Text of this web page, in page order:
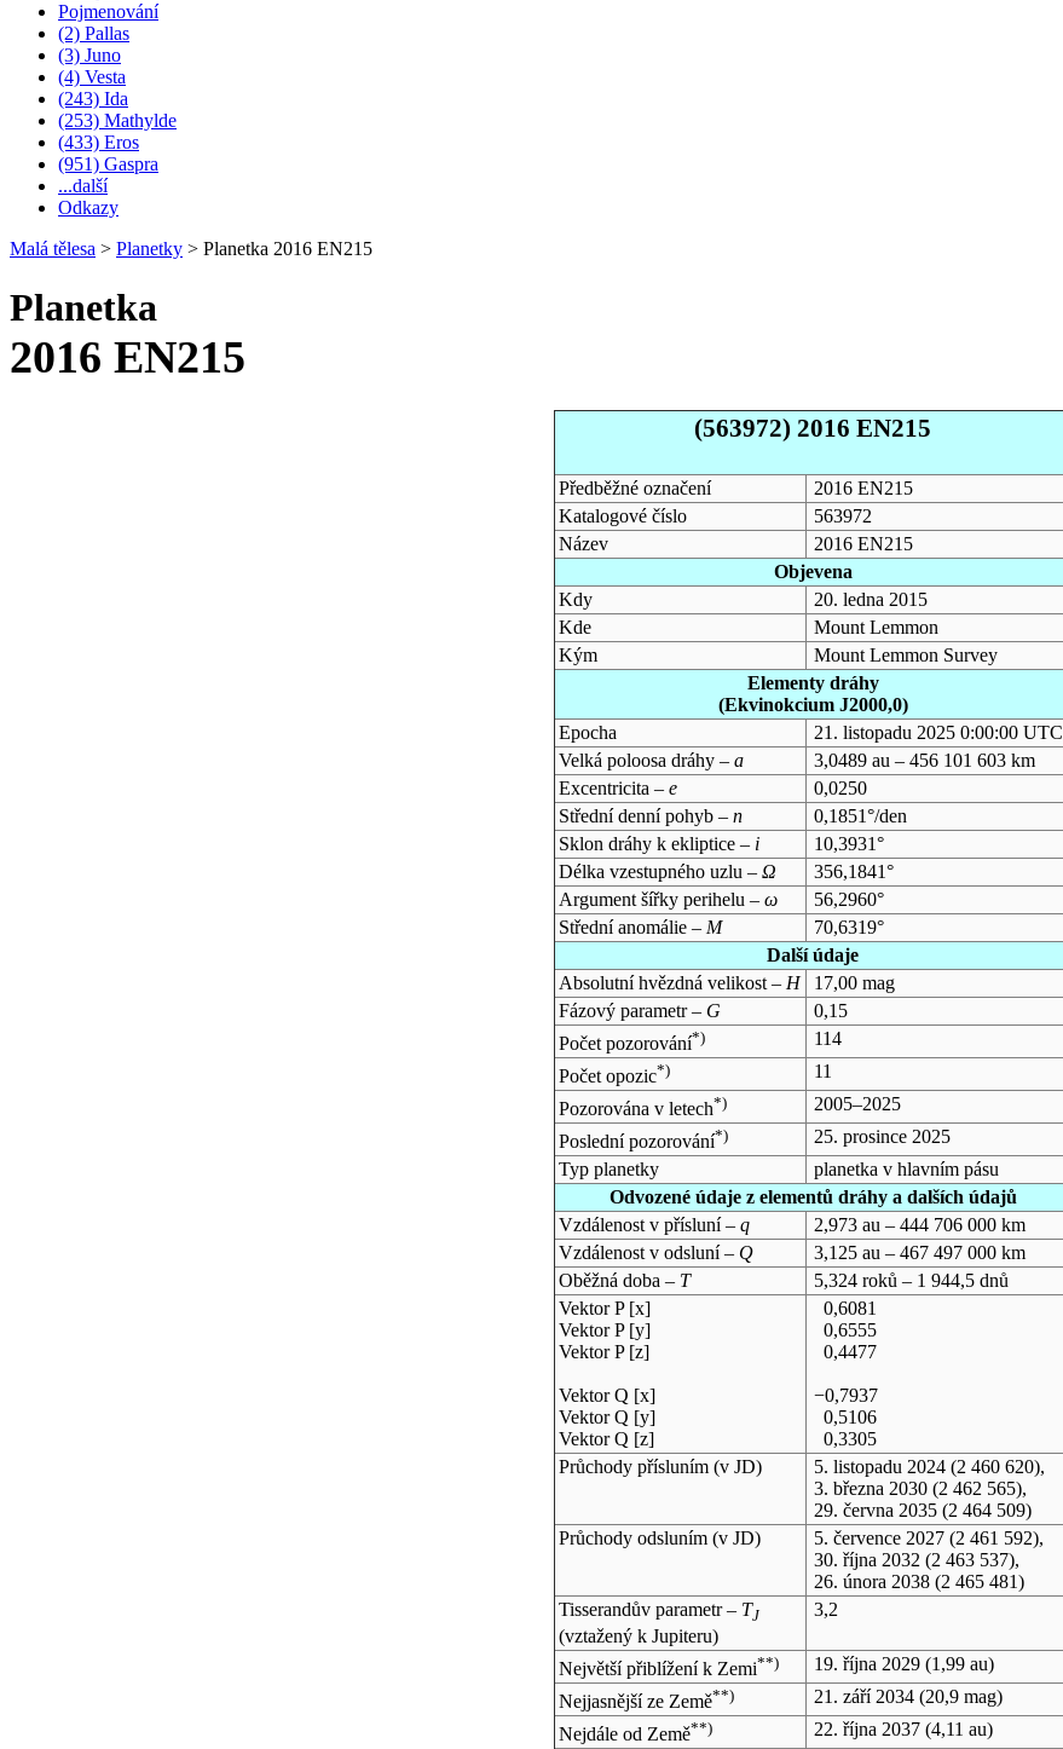
Pojmenování
(2) Pallas
(3) Juno
(4) Vesta
(243) Ida
(253) Mathylde
(433) Eros
(951) Gaspra
...další
Odkazy
Malá tělesa > Planetky > Planetka 2016 EN215
Planetka
2016 EN215
(563972) 2016 EN215
Předběžné označení
2016 EN215
Katalogové číslo
563972
Název
2016 EN215
Objevena
Kdy
20. ledna 2015
Kde
Mount Lemmon
Kým
Mount Lemmon Survey
Elementy dráhy
(Ekvinokcium J2000,0)
Epocha
21. listopadu 2025 0:00:00 UTC
Velká poloosa dráhy – a
3,0489 au – 456 101 603 km
Excentricita – e
0,0250
Střední denní pohyb – n
0,1851°/den
Sklon dráhy k ekliptice – i
10,3931°
Délka vzestupného uzlu – Ω
356,1841°
Argument šířky perihelu – ω
56,2960°
Střední anomálie – M
70,6319°
Další údaje
Absolutní hvězdná velikost – H
17,00 mag
Fázový parametr – G
0,15
Počet pozorování*)
114
Počet opozic*)
11
Pozorována v letech*)
2005–2025
Poslední pozorování*)
25. prosince 2025
Typ planetky
planetka v hlavním pásu
Odvozené údaje z elementů dráhy a dalších údajů
Vzdálenost v přísluní – q
2,973 au – 444 706 000 km
Vzdálenost v odsluní – Q
3,125 au – 467 497 000 km
Oběžná doba – T
5,324 roků – 1 944,5 dnů
Vektor P [x]
Vektor P [y]
Vektor P [z]
Vektor Q [x]
Vektor Q [y]
Vektor Q [z]
0,6081
0,6555
0,4477
−0,7937
0,5106
0,3305
Průchody přísluním (v JD) 5. listopadu 2024(2 460 620),
3. března 2030(2 462 565),
29. června 2035(2 464 509)
Průchody odsluním (v JD) 5. července 2027(2 461 592),
30. října 2032 (2 463 537),
26. února 2038(2 465 481)
Tisserandův parametr – TJ
(vztažený k Jupiteru)
3,2
Největší přiblížení k Zemi**) 19. října 2029(1,99 au)
Nejjasnější ze Země**) 21. září 2034(20,9 mag)
Nejdále od Země**) 22. října 2037(4,11 au)